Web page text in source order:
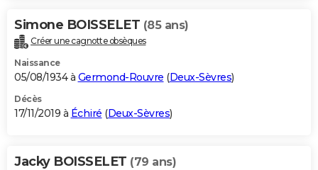
Simone BOISSELET (85 ans)
Créer une cagnotte obsèques
Naissance
05/08/1934 à Germond-Rouvre (Deux-Sèvres)
Décès
17/11/2019 à Échiré (Deux-Sèvres)
Jacky BOISSELET (79 ans)